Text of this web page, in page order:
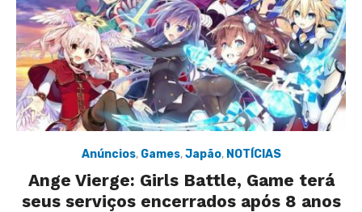
Anúncios, Games,Japão, NOTÍCIAS
Ange Vierge: Girls Battle, Game terá
seus serviços encerrados após 8 anos